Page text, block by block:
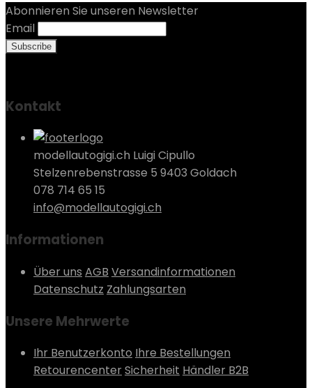
Abonnieren Sie unseren Newsletter
Email
Kontakt
modellautogigi.ch Luigi Cipullo
Stelzenrebenstrasse 5 9403 Goldach
078 714 65 15
info@modellautogigi.ch
Informationen
Über uns AGB Versandinformationen
Datenschutz Zahlungsarten
Unsere Mehrwerte
Ihr Benutzerkonto Ihre Bestellungen
RetourencenterSicherheit Händler B2B